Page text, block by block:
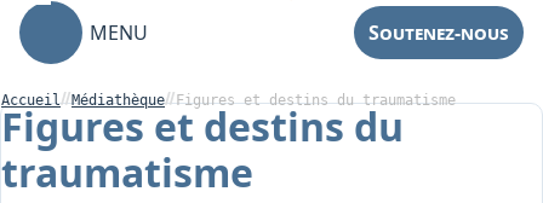
MENU Soutenez-nous
Association
Accueil Médiathèque Figures et destins du traumatisme
Figures et destins du
traumatisme